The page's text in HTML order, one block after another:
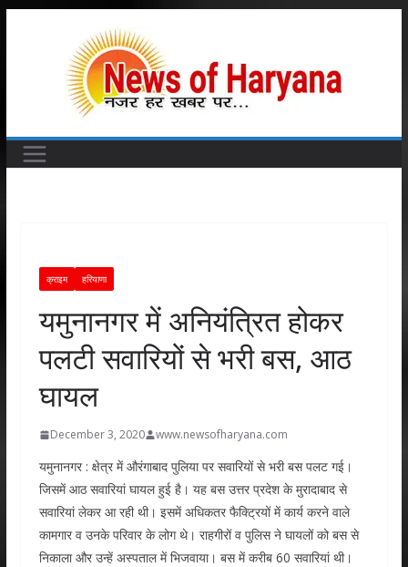
क्राइम हरियाणा
यमुनानगर में अनियंत्रित होकर
पलटी सवारियों से भरी बस, आठ
घायल
December 3, 2020 www.newsofharyana.com
यमुनानगर : क्षेत्र में औरंगाबाद पुलिया पर सवारियों से भरी बस पलट गई।
जिसमें आठ सवारियां घायल हुई है। यह बस उत्तर प्रदेश के मुरादाबाद से
सवारियां लेकर आ रही थी। इसमें अधिकतर फैक्ट्रियों में कार्य करने वाले
कामगार व उनके परिवार के लोग थे। राहगीरों व पुलिस ने घायलों को बस से
निकाला और उन्हें अस्पताल में भिजवाया। बस में करीब 60 सवारियां थी।